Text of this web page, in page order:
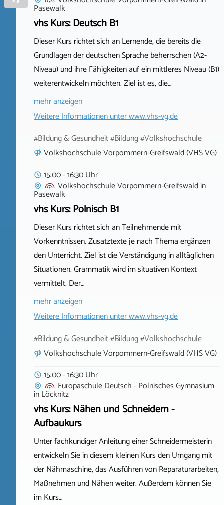
Pasewalk
vhs Kurs: Deutsch B1
Dieser Kurs richtet sich an Lernende, die bereits die
Grundlagen der deutschen Sprache beherrschen (A2-
Niveau) und ihre Fähigkeiten auf ein mittleres Niveau (B1)
weiterentwickeln möchten. Ziel ist es, die…
mehr anzeigen
Weitere Informationen unterwww.vhs-vg.de
#Bildung & Gesundheit #Bildung #Volkshochschule
Volkshochschule Vorpommern-Greifswald (VHS VG)
15:00 - 16:30 Uhr
Volkshochschule Vorpommern-Greifswaldin
Pasewalk
vhs Kurs: Polnisch B1
Dieser Kurs richtet sich an Teilnehmende mit
Vorkenntnissen. Zusatztexte je nach Thema ergänzen
den Unterricht. Ziel ist die Verständigung in alltäglichen
Situationen. Grammatik wird im situativen Kontext
vermittelt. Der…
mehr anzeigen
Weitere Informationen unterwww.vhs-vg.de
#Bildung & Gesundheit #Bildung #Volkshochschule
Volkshochschule Vorpommern-Greifswald (VHS VG)
15:00 - 16:30 Uhr
Europaschule Deutsch - Polnisches Gymnasium
inLöcknitz
vhs Kurs: Nähen und Schneidern -
Aufbaukurs
Unter fachkundiger Anleitung einer Schneidermeisterin
entwickeln Sie in diesem kleinen Kurs den Umgang mit
der Nähmaschine, das Ausführen von Reparaturarbeiten,
Maßnehmen und Nähen weiter. Außerdem können Sie
im Kurs…